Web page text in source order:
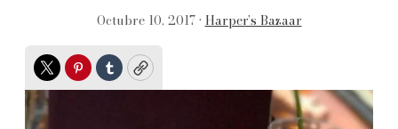
Octubre 10, 2017 • Harper’s Bazaar
TwitterPinterest
TumblrCopy